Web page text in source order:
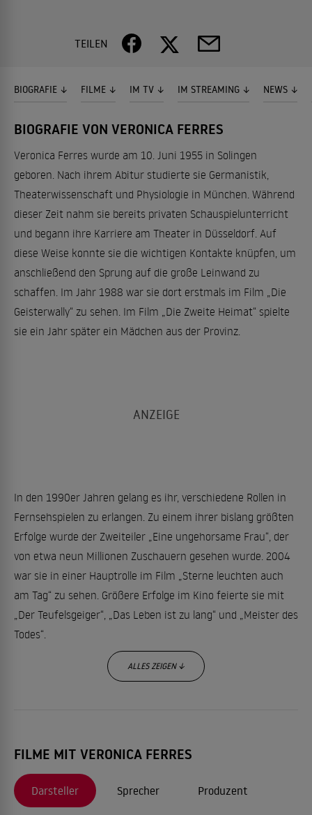
TEILEN
BIOGRAFIE FILME IM TV IM STREAMING NEWS
BIOGRAFIE VON VERONICA FERRES
Veronica Ferres wurde am 10. Juni 1955 in Solingen
geboren. Nach ihrem Abitur studierte sie Germanistik,
Theaterwissenschaft und Physiologie in München. Während
dieser Zeit nahm sie bereits privaten Schauspielunterricht
und begann ihre Karriere am Theater in Düsseldorf. Auf
diese Weise konnte sie die wichtigen Kontakte knüpfen, um
anschließend den Sprung auf die große Leinwand zu
schaffen. Im Jahr 1988 war sie dort erstmals im Film „Die
Geisterwally“ zu sehen. Im Film „Die Zweite Heimat“ spielte
sie ein Jahr später ein Mädchen aus der Provinz.
In den 1990er Jahren gelang es ihr, verschiedene Rollen in
Fernsehspielen zu erlangen. Zu einem ihrer bislang größten
Erfolge wurde der Zweiteiler „Eine ungehorsame Frau“, der
von etwa neun Millionen Zuschauern gesehen wurde. 2004
war sie in einer Hauptrolle im Film „Sterne leuchten auch
am Tag“ zu sehen. Größere Erfolge im Kino feierte sie mit
„Der Teufelsgeiger“, „Das Leben ist zu lang“ und „Meister des
Todes“.
ALLES ZEIGEN ↓
dem Schreiben von Kinderbüchern, mit denen sie immer
FILME MIT VERONICA FERRES
Darsteller Sprecher Produzent